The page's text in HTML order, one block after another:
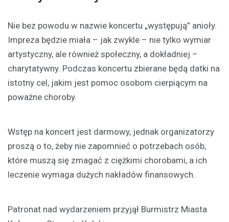
Nie bez powodu w nazwie koncertu „występują” anioły.
Impreza będzie miała – jak zwykle – nie tylko wymiar
artystyczny, ale również społeczny, a dokładniej –
charytatywny. Podczas koncertu zbierane będą datki na
istotny cel, jakim jest pomoc osobom cierpiącym na
poważne choroby.
Wstęp na koncert jest darmowy, jednak organizatorzy
proszą o to, żeby nie zapomnieć o potrzebach osób,
które muszą się zmagać z ciężkimi chorobami, a ich
leczenie wymaga dużych nakładów finansowych.
Patronat nad wydarzeniem przyjął Burmistrz Miasta